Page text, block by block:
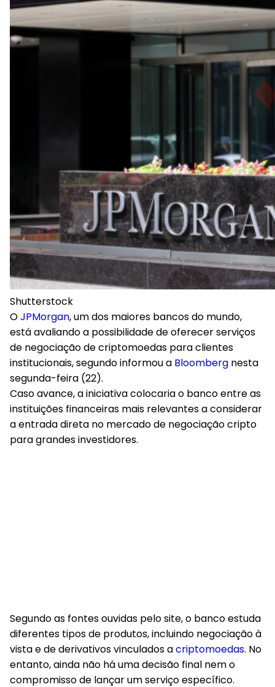
Shutterstock
OJPMorgan, um dos maiores bancos do mundo,
está avaliandoa possibilidade de oferecer serviços
de negociação de criptomoedas para clientes
institucionais, segundo informou a Bloomberg nesta
segunda-feira (22).
Caso avance, a iniciativa colocaria o banco entre as
instituições financeiras mais relevantes a considerar
a entrada direta no mercado de negociação cripto
para grandes investidores.
Segundo as fontes ouvidas pelo site, o banco estuda
diferentes tipos de produtos, incluindo negociação à
vista e de derivativos vinculados acriptomoedas. No
entanto, ainda não há uma decisão final nem o
compromisso de lançar um serviço específico.